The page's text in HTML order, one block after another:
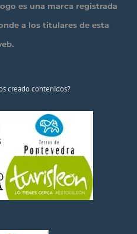
es una marca registrada
a los titulares de esta
creado contenidos?